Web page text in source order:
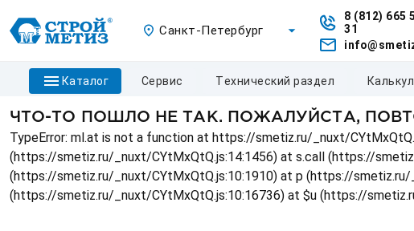
Санкт-Петербург
8 (812) 665
31
каталог сервис технический раздел
ЧТО-ТО ПОШЛО НЕ ТАК. ПОЖАЛУЙСТА,
TypeError: ml.at is not a function at https://smetiz.ru/_nuxt/
(https://smetiz.ru/_nuxt/CYtMxQtQ.js:14:1456) at s.call (https://
(https://smetiz.ru/_nuxt/CYtMxQtQ.js:10:1910) at p (https://
(https://smetiz.ru/_nuxt/CYtMxQtQ.js:10:16736) at $u (https://